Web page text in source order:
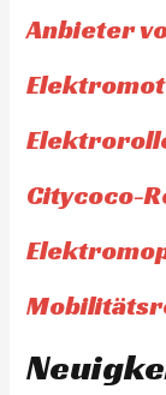
Anbieter
Citycoco-